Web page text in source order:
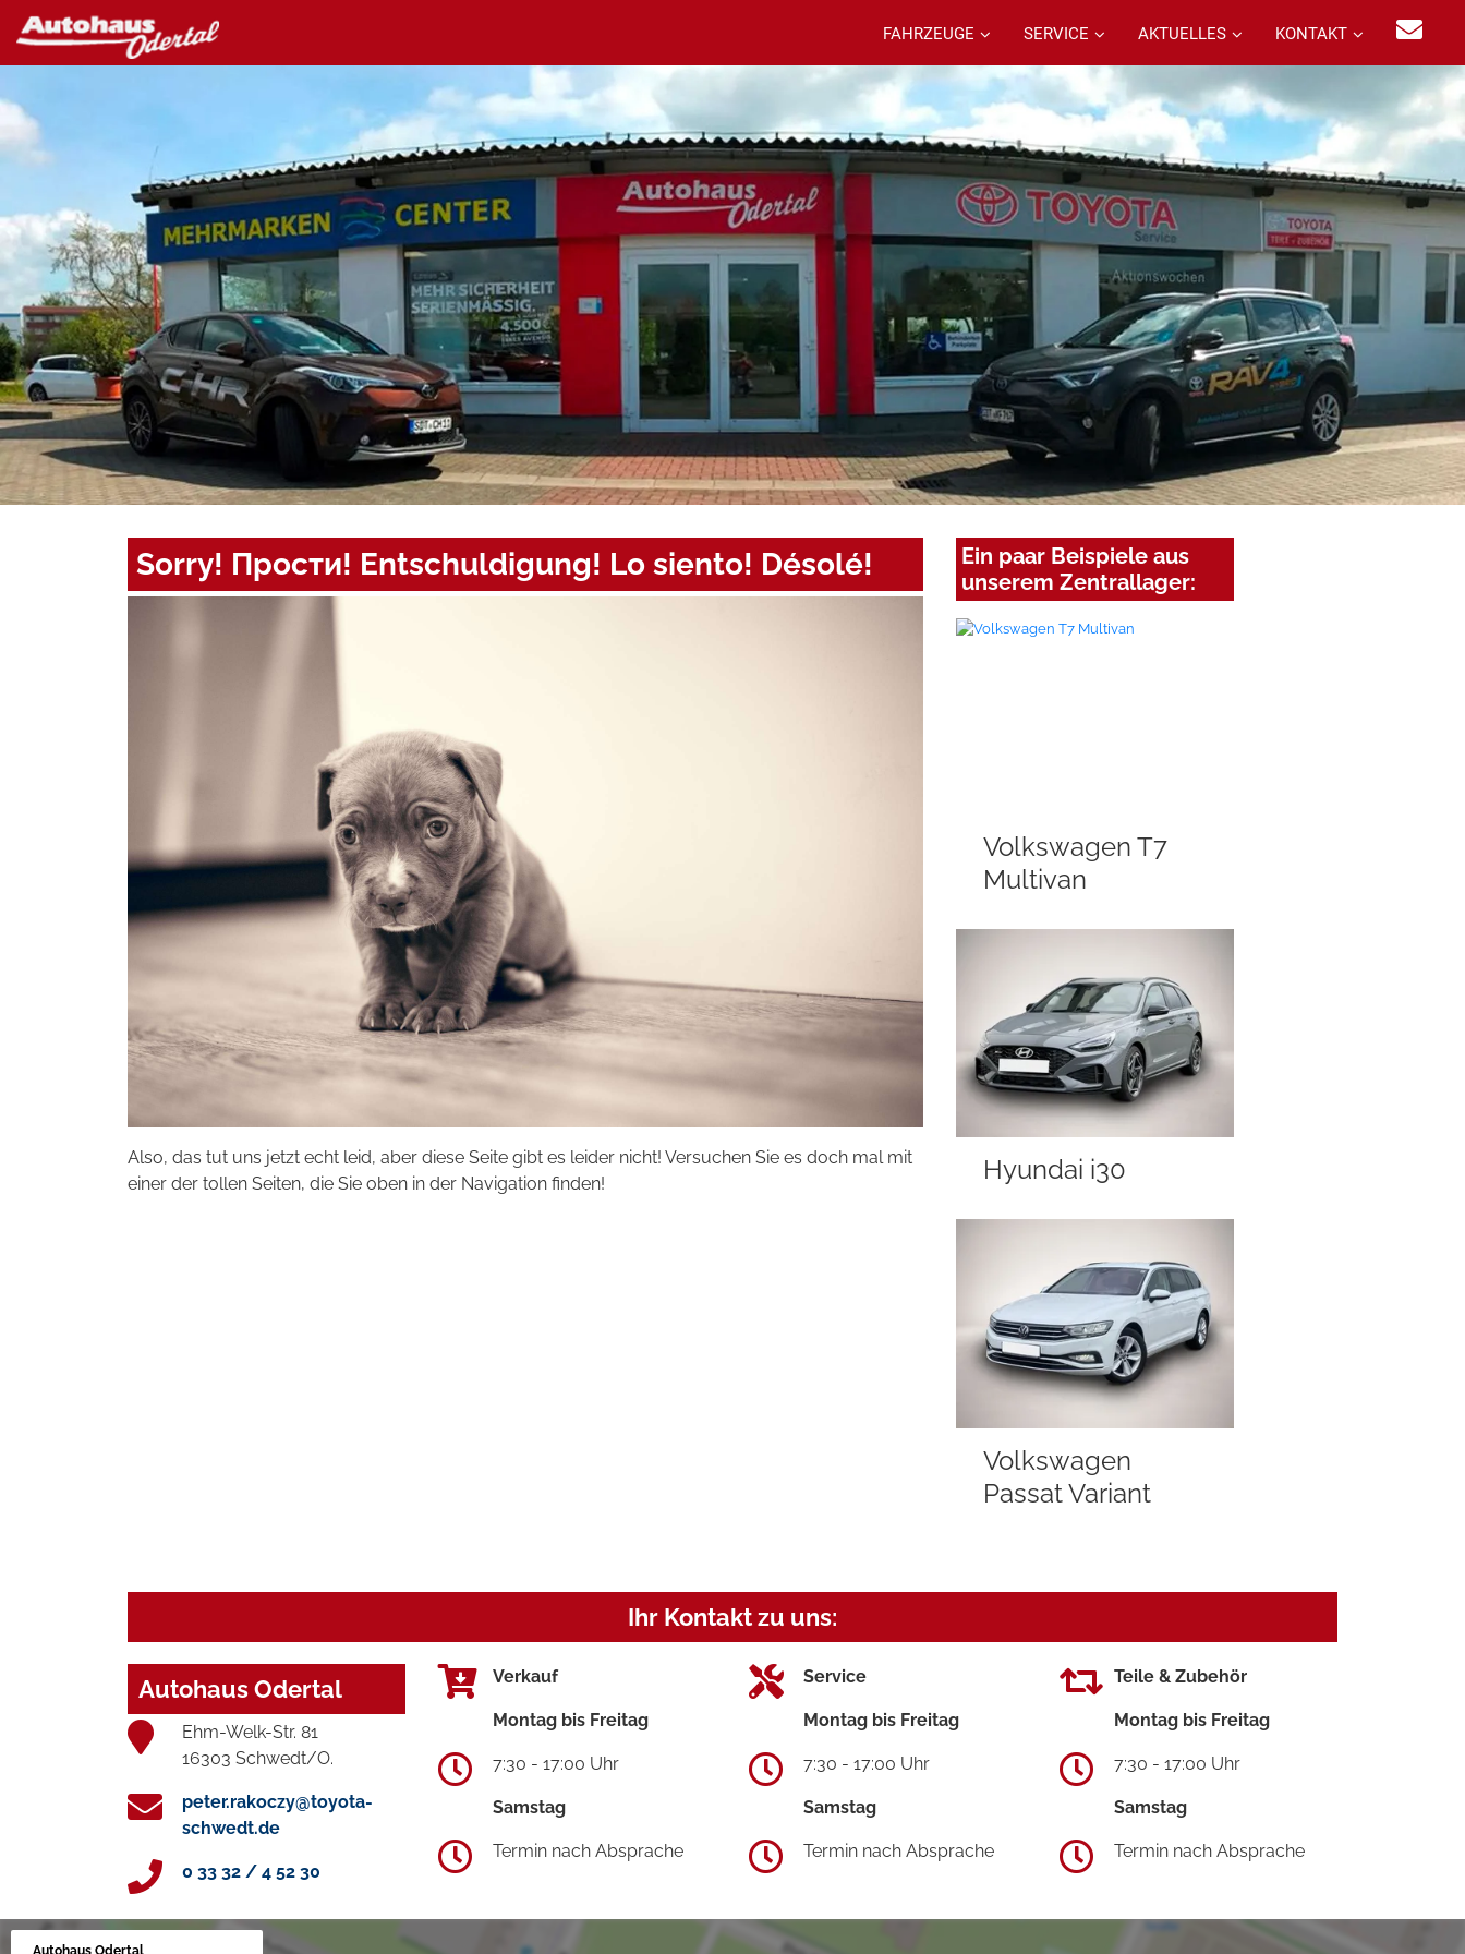
FAHRZEUGE SERVICE AKTUELLES KONTAKT
Sorry! Прости! Entschuldigung! Lo siento! Désolé!
Also, das tut uns jetzt echt leid, aber diese Seite gibt es leider nicht! Versuchen Sie es doch mal mit
einer der tollen Seiten, die Sie oben in der Navigation finden!
Ein paar Beispiele aus
unserem Zentrallager:
Volkswagen T7
Multivan
Hyundai i30
Volkswagen
Passat Variant
Ihr Kontakt zu uns:
Autohaus Odertal
Ehm-Welk-Str. 81
16303 Schwedt/O.
peter.rakoczy@toyota-
schwedt.de
0 33 32 / 4 52 30
Verkauf
Montag bis Freitag
7:30 - 17:00 Uhr
Samstag
Termin nach Absprache
Service
Montag bis Freitag
7:30 - 17:00 Uhr
Samstag
Termin nach Absprache
Teile & Zubehör
Montag bis Freitag
7:30 - 17:00 Uhr
Samstag
Termin nach Absprache
Autohaus Odertal